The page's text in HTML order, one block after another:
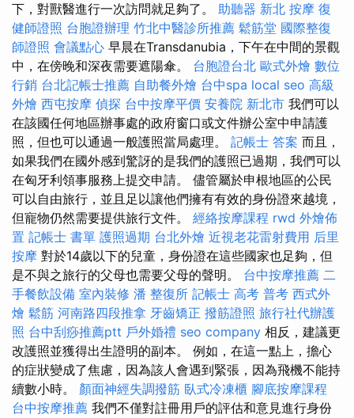
下，對獸醫進行一次訪問就足夠了。 助聽器 新北 按摩 復
健師證照 台胞證辦理 竹北中醫診所推薦 鬆筋堂 國際整復
師證照 會議點心 早晨在Transdanubia，下午在中間的景觀
中，在傍晚和深夜需要遮陽傘。 台胞證台北 歐式外燴 數位
行銷 台北記帳士推薦 自助餐外燴 台中spa local seo 高級
外燴 西屯按摩 偵探 台中按摩平價 安養院 新北市 我們可以
在該國任何地區辦事處的政府窗口或文件辦公室中申請護
照，但也可以通過一般護照當局處理。 記帳士 答案 而且，
如果我們在國外感到驚訝的是我們的護照已過期，我們可以
在匈牙利領事服務上提交申請。 儘管屬於申根地區的公民
可以自由旅行，並且足以讓他們擁有有效的身份證來越境，
但寵物仍然需要提供旅行文件。 經絡按摩課程 rwd 外燴佈
置 記帳士 書單 護照過期 台北外燴 近視老花雷射費用 后里
按摩 對於14歲以下的兒童，身份證在這些國家也足夠，但
是不與之旅行的父母也需要父母的聲明。 台中按摩推薦 二
手餐飲設備 室內裝修 潘 整復所 記帳士 高考 普考 西式外
燴 鬆筋 河南路四段推拿 牙齒矯正 撥筋證照 旅行社代辦護
照 台中刮痧推薦ptt 戶外婚禮 seo company 相反，建議更
改護照並獲得出生證明的副本。 例如，在這一點上，擔心
的症狀變成了焦慮，因為該人會遇到緊張，因為飛機不能持
續數小時。 顏面神經失調撥筋 臥式冷凍櫃 腳底按摩課程
台中按摩推薦 我們不僅對註冊用戶的評估和意見進行身份